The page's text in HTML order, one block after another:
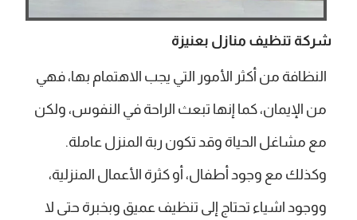
شركة تنظيف منازل بعنيزة
النظافة من أكثر الأمور التي يجب الاهتمام بها، فهي
من الإيمان، كما إنها تبعث الراحة في النفوس، ولكن
مع مشاغل الحياة وقد تكون ربة المنزل عاملة.
وكذلك مع وجود أطفال، أو كثرة الأعمال المنزلية،
ووجود اشياء تحتاج إلى تنظيف عميق وبخبرة حتى لا